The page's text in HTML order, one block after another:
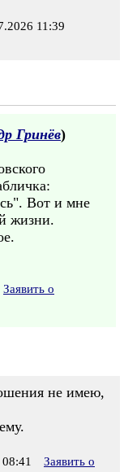
11:39
Гринёв)
Вот и мне
жизни.
Заявить о
не имею,
Заявить о